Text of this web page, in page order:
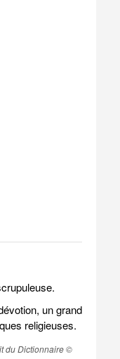
un grand
religieuses.
du Dictionnaire ©